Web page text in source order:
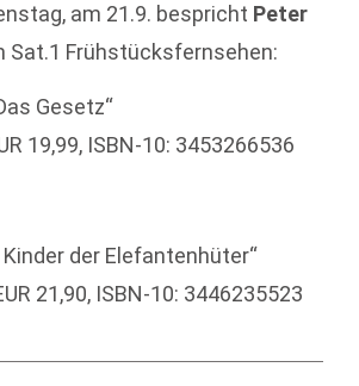
am 21.9. bespricht Peter
Sat.1 Frühstücksfernsehen:
Gesetz“
19,99, ISBN-10: 3453266536
Kinder der Elefantenhüter“
21,90, ISBN-10: 3446235523